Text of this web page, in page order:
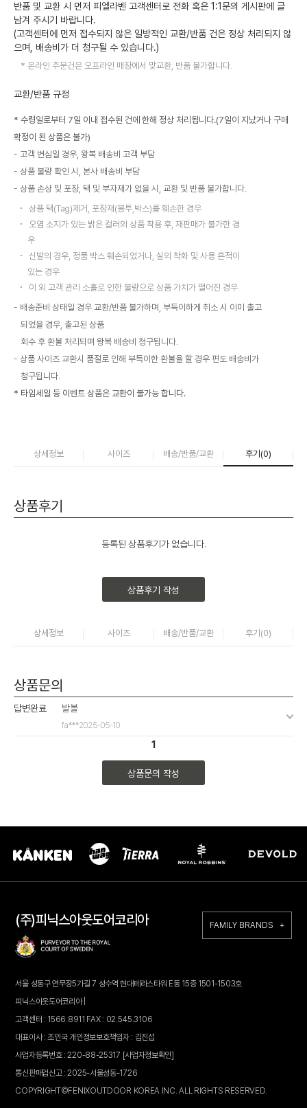
반품 및 교환 시 먼저 피엘라벤 고객센터로 전화 혹은 1:1문의 게시판에 글
남겨 주시기 바랍니다.
(고객센터에 먼저 접수되지 않은 일방적인 교환/반품 건은 정상 처리되지 않
으며, 배송비가 더 청구될 수 있습니다.)
온라인 주문건은 오프라인 매장에서 맞교환, 반품 불가합니다.
교환/반품 규정
* 수령일로부터 7일 이내 접수된 건에 한해 정상 처리됩니다.(7일이 지났거나 구매
확정이 된 상품은 불가)
고객 변심일 경우, 왕복 배송비 고객 부담
상품 불량 확인 시, 본사 배송비 부담
상품 손상 및 포장, 택 및 부자재가 없을 시, 교환 및 반품 불가합니다.
상품 택(Tag)제거, 포장재(봉투,박스)를 훼손한 경우
오염 소지가 있는 밝은 컬러의 상품 착용 후, 재판매가 불가한 경
우
신발의 경우, 정품 박스 훼손되었거나, 실외 착화 및 사용 흔적이
있는 경우
이 외 고객 관리 소홀로 인한 불량으로 상품 가치가 떨어진 경우
배송준비 상태일 경우 교환/반품 불가하며, 부득이하게 취소 시 이미 출고
되었을 경우, 출고된 상품
회수 후 환불 처리되며 왕복 배송비 청구됩니다.
상품 사이즈 교환시 품절로 인해 부득이한 환불을 할 경우 편도 배송비가
청구됩니다.
* 타임세일 등 이벤트 상품은 교환이 불가능 합니다.
상세정보 사이즈 배송/반품/교환 후기(0)
상품후기
등록된 상품후기가 없습니다.
상품후기 작성
상세정보 사이즈 배송/반품/교환 후기(0)
상품문의
답변완료 발볼
fa***2025-05-10
1
상품문의 작성
(주)피닉스아웃도어코리아 FAMILY BRANDS +
서울 성동구 연무장5가길 7 성수역 현대테라스타워 E동 15층 1501-1503호
피닉스아웃도어코리아 |
고객센터 : 1566.8911 FAX : 02.545.3106
대표이사 : 조인국 개인정보보호책임자 : 김진섭
사업자등록번호 : 220-88-25317 [사업자정보확인]
통신판매업신고 : 2025-서울성동-1726
COPYRIGHT©FENIXOUTDOOR KOREA INC. ALL RIGHTS RESERVED.